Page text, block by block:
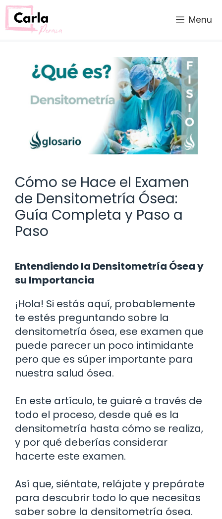
Saltar
al
contenido
Menu
Cómo se Hace el Examen
de Densitometría Ósea:
Guía Completa y Paso a
Paso
Entendiendo la Densitometría Ósea y
su Importancia
¡Hola! Si estás aquí, probablemente
te estés preguntando sobre la
densitometría ósea, ese examen que
puede parecer un poco intimidante
pero que es súper importante para
nuestra salud ósea.
En este artículo, te guiaré a través de
todo el proceso, desde qué es la
densitometría hasta cómo se realiza,
y por qué deberías considerar
hacerte este examen.
Así que, siéntate, relájate y prepárate
para descubrir todo lo que necesitas
saber sobre la densitometría ósea.